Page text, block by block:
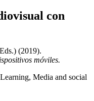
con
(2019).
móviles.
Media and social